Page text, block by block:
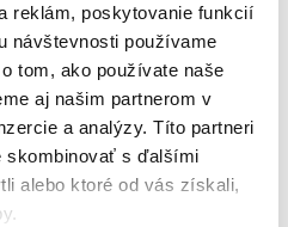
reklám, poskytovanie funkcií
návštevnosti používame
tom, ako používate naše
aj našim partnerom v
a analýzy. Títo partneri
skombinovať s ďalšími
alebo ktoré od vás získali,